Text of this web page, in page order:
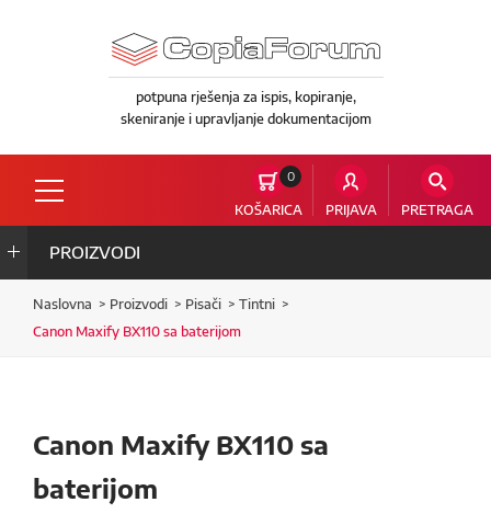
potpuna rješenja za ispis, kopiranje,
skeniranje i upravljanje dokumentacijom
0
KOŠARICA PRIJAVA PRETRAGA
PROIZVODI
Naslovna Proizvodi Pisači
Tintni
Canon Maxify BX110 sa baterijom
Canon Maxify BX110 sa
baterijom